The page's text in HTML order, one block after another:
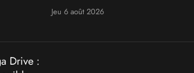
Jeu 6 août 2026